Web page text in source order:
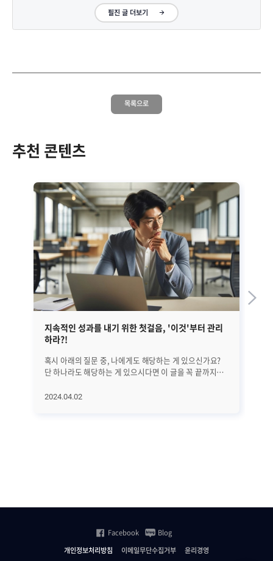
필진 글 더보기
목록으로
추천 콘텐츠
지속적인 성과를 내기 위한 첫걸음, '이것'부터 관리
하라?!
혹시 아래의 질문 중, 나에게도 해당하는 게 있으신가요?
단 하나라도 해당하는 게 있으시다면 이 글을 꼭 끝까지
의학적으로 밝혀낸 '지속적으로 성과를 만드는 방법'에
'행동'에 영향을 미치는 요인들은 무엇이 있을까요? 위
것은 바로 '생각'입니다. 이 글을 읽고 있다가도 '좀 별로인
것 같은데...' 하는 생각이 들면 바로 그만 읽는 행동을 하게
되는 것처럼. 그리고 그런 생각에 깊이 연관되어 큰 영향을
2024.04.02
있습니다. 최근
개인정보처리방침 이메일무단수집거부 윤리경영
Facebook Blog